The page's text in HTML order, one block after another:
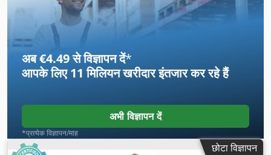
अब €4.49 से विज्ञापन दें*
आपके लिए11 मिलियन खरीदारइंतजार कर रहे हैं
अभी विज्ञापन दें
*प्रत्येक विज्ञापन/माह
छोटा विज्ञापन